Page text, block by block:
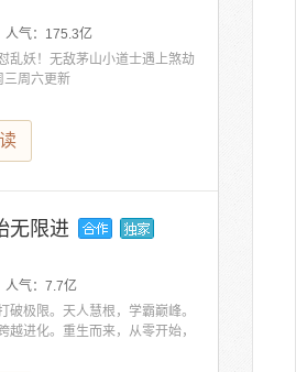
人气： 175.3亿
乱妖！无敌茅山小道士遇上煞劫
三周六更新
无限进
人气： 7.7亿
破极限。天人慧根，学霸巅峰。
越进化。重生而来，从零开始，